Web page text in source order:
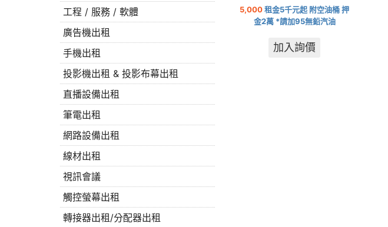
工程 / 服務 / 軟體
廣告機出租
手機出租
投影機出租 & 投影布幕出租
直播設備出租
筆電出租
網路設備出租
線材出租
視訊會議
觸控螢幕出租
轉接器出租/分配器出租
5,000租金5千元起 附空油桶 押
金2萬 *請加95無鉛汽油
加入詢價